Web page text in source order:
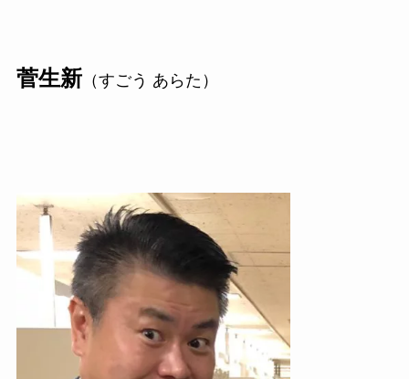
菅生新（すごう あらた）